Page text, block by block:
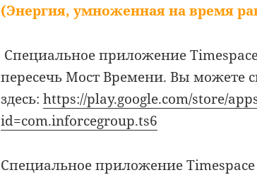
(Энергия, умноженная на время
Специальное приложение
пересечь Мост Времени. Вы можете
здесь:https://play.google.com/store/
id=com.inforcegroup.ts6
Специальное приложение Timespace